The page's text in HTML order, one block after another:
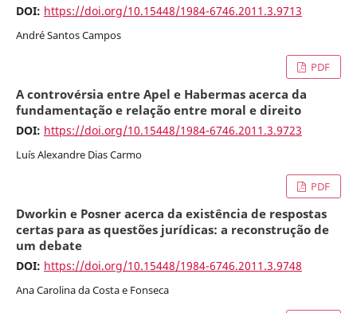
DOI: https://doi.org/10.15448/1984-6746.2011.3.9713
André Santos Campos
PDF
A controvérsia entre Apel e Habermas acerca da
fundamentação e relação entre moral e direito
DOI: https://doi.org/10.15448/1984-6746.2011.3.9723
Luís Alexandre Dias Carmo
PDF
Dworkin e Posner acerca da existência de respostas
certas para as questões jurídicas: a reconstrução de
um debate
DOI: https://doi.org/10.15448/1984-6746.2011.3.9748
Ana Carolina da Costa e Fonseca